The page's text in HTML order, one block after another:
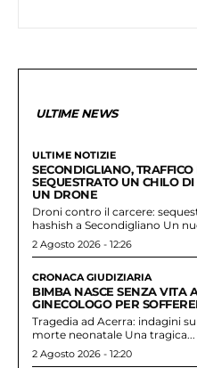
ULTIME NEWS
ULTIME NOTIZIE
SECONDIGLIANO,
SEQUESTRATO UN CHILO
UN DRONE
Droni contro il carcere:
hashish a Secondigliano Un
2 Agosto 2026 - 12:26
CRONACA GIUDIZIARIA
BIMBA NASCE SENZA VITA
GINECOLOGO PER
Tragedia ad Acerra: indagini
morte neonatale Una tragica...
2 Agosto 2026 - 12:20